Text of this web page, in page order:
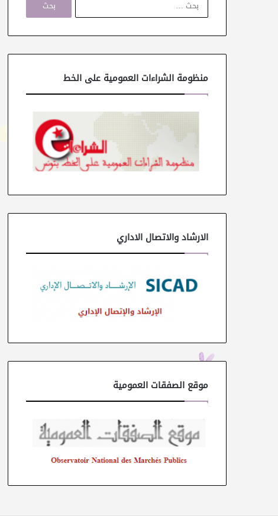
ح
ن
منظومة الشراءات العمومية على الخط
الارشاد والاتصال الاداري
موقع الصفقات العمومية